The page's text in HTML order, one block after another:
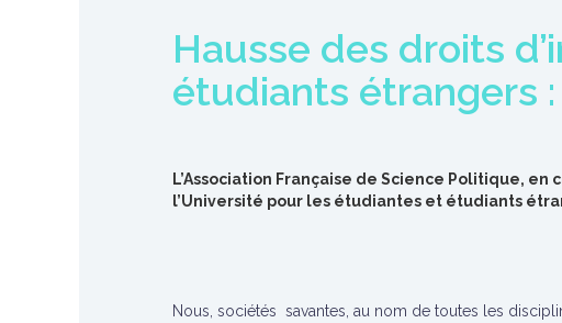
Hausse des droits
étudiants étrangers
L’Association Française de Science Politique,
l’Université pour les étudiantes et étudiants
Nous, sociétés savantes, au nom de toutes les